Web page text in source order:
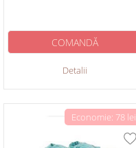
Detalii
COMANDĂ
Economie: 78 lei